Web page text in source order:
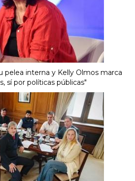
pelea interna y Kelly Olmos marca
sí por políticas públicas"